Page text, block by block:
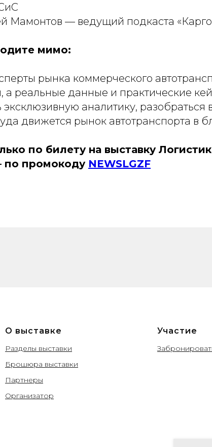
Мамонтов — ведущий подкаста
мимо:
рынка коммерческого
а реальные данные и практические
эксклюзивную аналитику, разобраться
движется рынок автотранспорта в
по билету на выставку
по промокоду NEWSLGZF
О выставке
Разделы выставки
Брошюра выставки
Партнеры
Организатор
Участие